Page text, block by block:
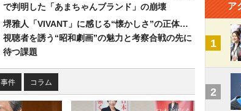
で判明した「あまちゃんブランド」の崩壊
堺雅人「VIVANT」に感じる“懐かしさ”の正体…
視聴者を誘う“昭和劇画”の魅力と考察合戦の先に
待つ課題
事件 コラム
ア
1
2